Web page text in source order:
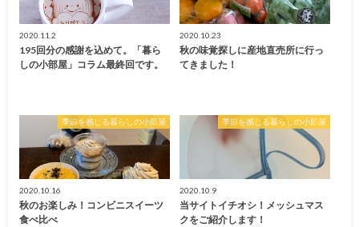
2020.11.2
195回分の感謝を込めて。「暮ら
しの小部屋」コラム最終回です。
2020.10.23
秋の味覚探しに産地直売所に行っ
てきました！
季節を感じる暮らしの小部屋
2020.10.16
秋のお楽しみ！コンビニスイーツ
食べ比べ
季節を感じる暮らしの小部屋
2020.10.9
当サイトイチオシ！メッシュマス
クをご紹介します！